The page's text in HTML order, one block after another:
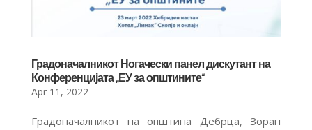
Градоначалникот Ногачески панел дискутант на
Конференцијата „ЕУ за општините“
Apr 11, 2022
Градоначалникот на општина Дебрца, Зоран